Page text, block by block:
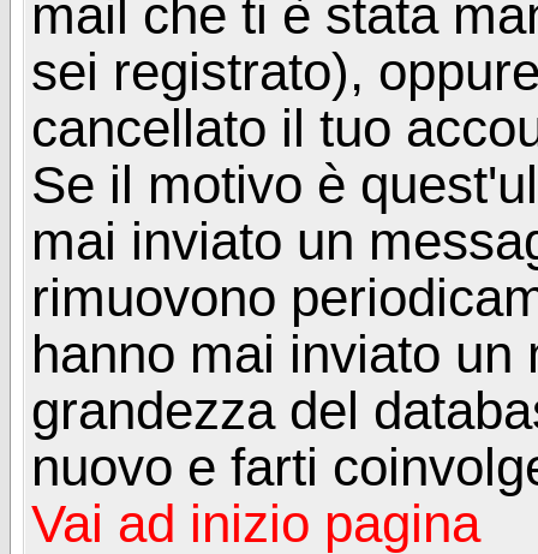
mail che ti è stata
sei registrato),
cancellato il tuo
Se il motivo è
mai inviato un
rimuovono
hanno mai inviato
grandezza del
nuovo e farti
Vai ad inizio pagina